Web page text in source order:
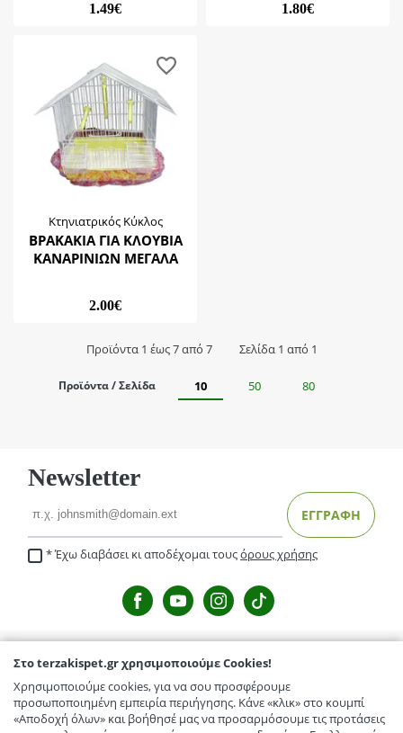
1.49€ 1.80€
Κτηνιατρικός Κύκλος
ΒΡΑΚΑΚΙΑ ΓΙΑ ΚΛΟΥΒΙΑ
ΚΑΝΑΡΙΝΙΩΝ ΜΕΓΑΛΑ
2.00€
Προϊόντα 1 έως 7 από 7 Σελίδα 1 από 1
Προϊόντα / Σελίδα 10 50 80
Newsletter
ΕΓΓΡΑΦΗ
Έχω διαβάσει κι αποδέχομαι τουςόρους χρήσης
TERZAKISPET.GR
Μενέλαου Παρλαμά 32,Γιόφυρος
Κόμβος Γαζίου-Κρουσώνα, Γάζι
ΕΞΥΠΗΡΕΤΗΣΗ ΠΕΛΑΤΩΝ
Στο terzakispet.gr χρησιμοποιούμε Cookies!
Χρησιμοποιούμε cookies, για να σου προσφέρουμε
προσωποποιημένη εμπειρία περιήγησης. Κάνε «κλικ» στο κουμπί
«Αποδοχή όλων» και βοήθησέ μας να προσαρμόσουμε τις προτάσεις